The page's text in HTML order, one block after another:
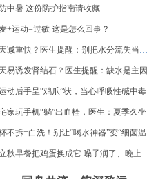
中暑 这份防护指南请收藏
+运动=过敏 这是怎么回事？
减重快？医生提醒：别把水分流失当成减脂
易诱发肾结石？医生提醒：缺水是主因
动后手呈“鸡爪”状，当心呼吸性碱中毒
家玩手机“躺”出血栓，医生：夏季久坐风险高
不拆=白洗！别让“喝水神器”变“细菌温床”
秋早餐把鸡蛋换成它 嗓子润了、晚上睡踏实了